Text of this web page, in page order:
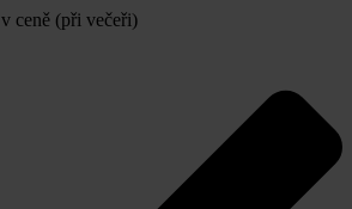
v ceně (při večeři)